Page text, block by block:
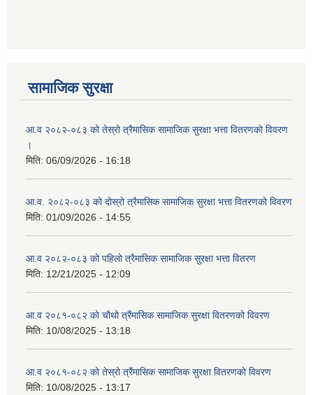
सामाजिक सुरक्षा
आ.व २०८२-०८३ को तेस्रो त्रैमासिक सामाजिक सुरक्षा भत्ता वितरणको विवरण
।
मिति: 06/09/2026 - 16:18
आ.व. २०८२-०८३ को दोस्रो त्रैमासिक सामाजिक सुरक्षा भत्ता वितरणको विवरण
मिति: 01/09/2026 - 14:55
आ.व २०८२-०८३ को पहिलो त्रैमासिक सामाजिक सुरक्षा भत्ता वितरण
मिति: 12/21/2025 - 12:09
आ.व २०८१-०८२ को चौथो त्रैंमासिक सामाजिक सुरक्षा वितरणको विवरण
मिति: 10/08/2025 - 13:18
आ.व २०८१-०८२ को तेस्रो त्रैंमासिक सामाजिक सुरक्षा वितरणको विवरण
मिति: 10/08/2025 - 13:17